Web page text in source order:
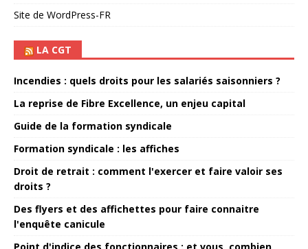
Site de WordPress-FR
LA CGT
Incendies : quels droits pour les salariés saisonniers ?
La reprise de Fibre Excellence, un enjeu capital
Guide de la formation syndicale
Formation syndicale : les affiches
Droit de retrait : comment l'exercer et faire valoir ses
droits ?
Des flyers et des affichettes pour faire connaitre
l'enquête canicule